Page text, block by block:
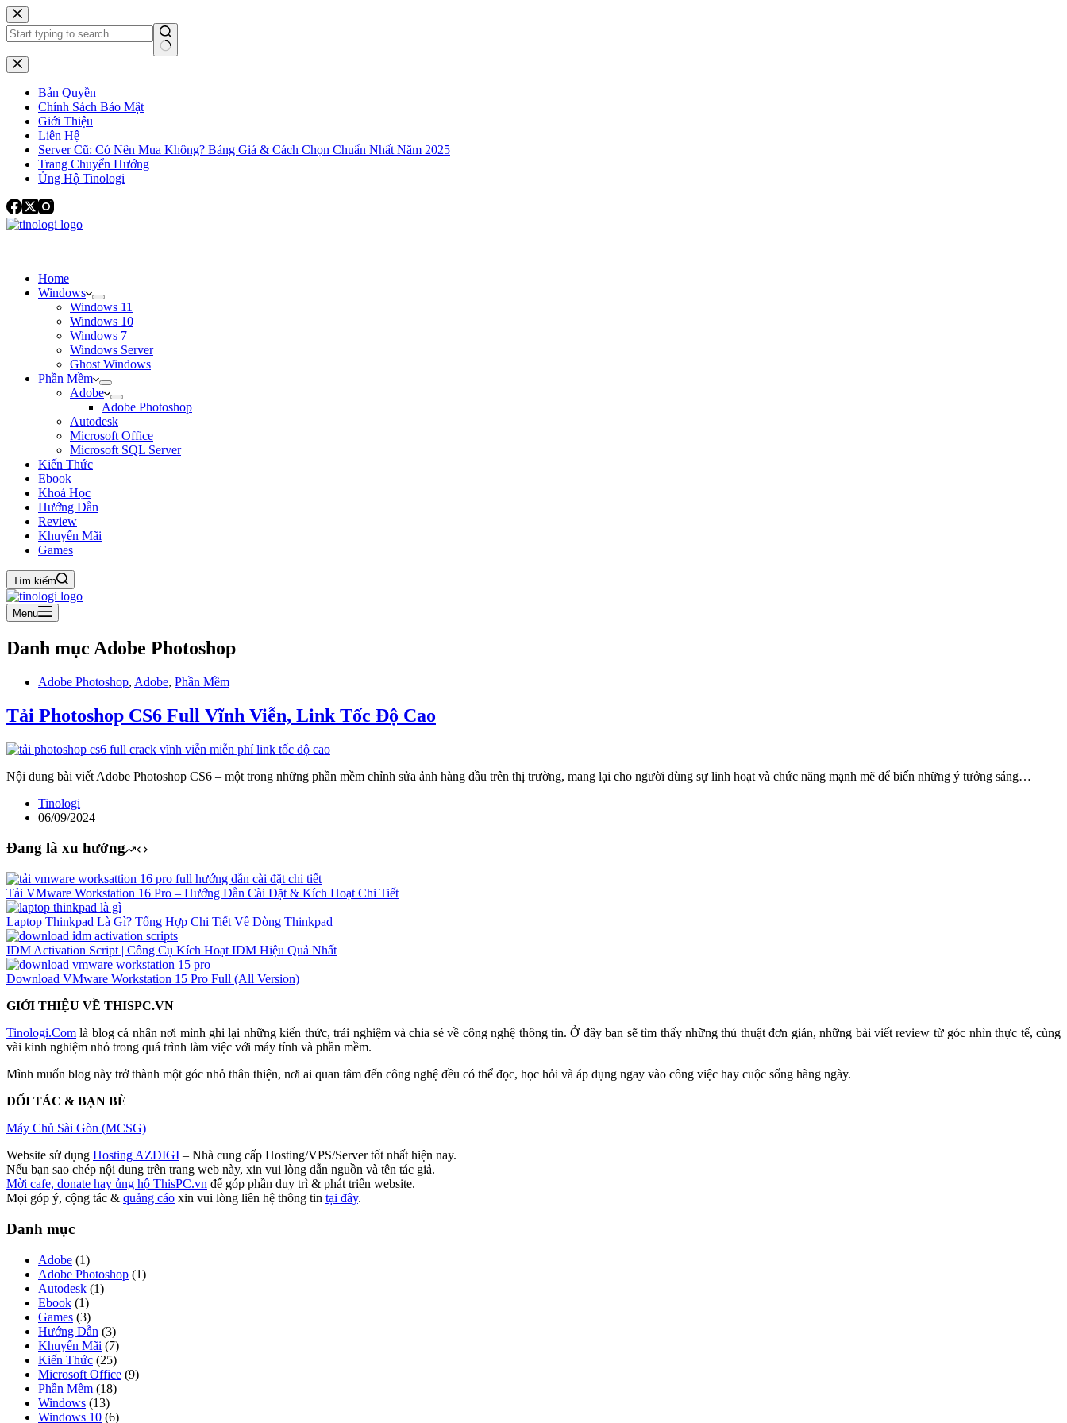
Chuyển
đến
phần
nội
dung
Không
có
Bản Quyền
Chính Sách Bảo Mật
Giới Thiệu
Liên Hệ
Server Cũ: Có Nên Mua Không? Bảng Giá & Cách Chọn Chuẩn Nhất Năm 2025
Trang Chuyển Hướng
Ủng Hộ Tinologi
Home
Windows
Windows 11
Windows 10
Windows 7
Windows Server
Ghost Windows
Phần Mềm
Adobe
Adobe Photoshop
Autodesk
Microsoft Office
Microsoft SQL Server
Kiến Thức
Ebook
Khoá Học
Hướng Dẫn
Review
Khuyến Mãi
Games
Tìm kiếm
Menu
Danh mục Adobe Photoshop
Adobe Photoshop, Adobe, Phần Mềm
Tải Photoshop CS6 Full Vĩnh Viễn, Link Tốc Độ Cao
Nội dung bài viết Adobe Photoshop CS6 – một trong những phần mềm chỉnh sửa ảnh hàng đầu trên thị trường, mang lại cho người dùng sự linh hoạt và chức năng mạnh mẽ để biến những ý tưởng sáng…
Tinologi
06/09/2024
Đang là xu hướng
Tải VMware Workstation 16 Pro – Hướng Dẫn Cài Đặt & Kích Hoạt Chi Tiết
Laptop Thinkpad Là Gì? Tổng Hợp Chi Tiết Về Dòng Thinkpad
IDM Activation Script | Công Cụ Kích Hoạt IDM Hiệu Quả Nhất
Download VMware Workstation 15 Pro Full (All Version)
GIỚI THIỆU VỀ THISPC.VN
Tinologi.Com là blog cá nhân nơi mình ghi lại những kiến thức, trải nghiệm và chia sẻ về công nghệ thông tin. Ở đây bạn sẽ tìm thấy những thủ thuật đơn giản, những bài viết review từ góc nhìn thực tế, cùng
vài kinh nghiệm nhỏ trong quá trình làm việc với máy tính và phần mềm.
Mình muốn blog này trở thành một góc nhỏ thân thiện, nơi ai quan tâm đến công nghệ đều có thể đọc, học hỏi và áp dụng ngay vào công việc hay cuộc sống hàng ngày.
ĐỐI TÁC & BẠN BÈ
Máy Chủ Sài Gòn (MCSG)
Website sử dụng Hosting AZDIGI – Nhà cung cấp Hosting/VPS/Server tốt nhất hiện nay.
Nếu bạn sao chép nội dung trên trang web này, xin vui lòng dẫn nguồn và tên tác giả.
Mời cafe, donate hay ủng hộ ThisPC.vn để góp phần duy trì & phát triển website.
Mọi góp ý, cộng tác & quảng cáo xin vui lòng liên hệ thông tin tại đây.
Danh mục
Adobe (1)
Adobe Photoshop (1)
Autodesk (1)
Ebook (1)
Games (3)
Hướng Dẫn (3)
Khuyến Mãi (7)
Kiến Thức (25)
Microsoft Office (9)
Phần Mềm (18)
Windows (13)
Windows 10 (6)